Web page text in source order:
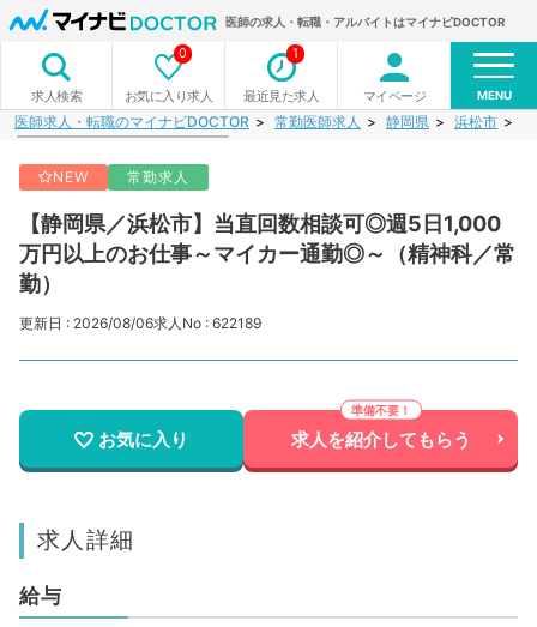
医師の求人・転職・アルバイトはマイナビDOCTOR
求人検索 お気に入り求人
0
最近見た求人
1
マイページ MENU
医師求人・転職のマイナビDOCTOR 常勤医師求人 静岡県 浜松市
NEW 常勤求人
【静岡県／浜松市】当直回数相談可◎週5日1,000
万円以上のお仕事～マイカー通勤◎～（精神科／常
勤）
更新日 : 2026/08/06求人No : 622189
お気に入り 求人を紹介してもらう
求人詳細
給与